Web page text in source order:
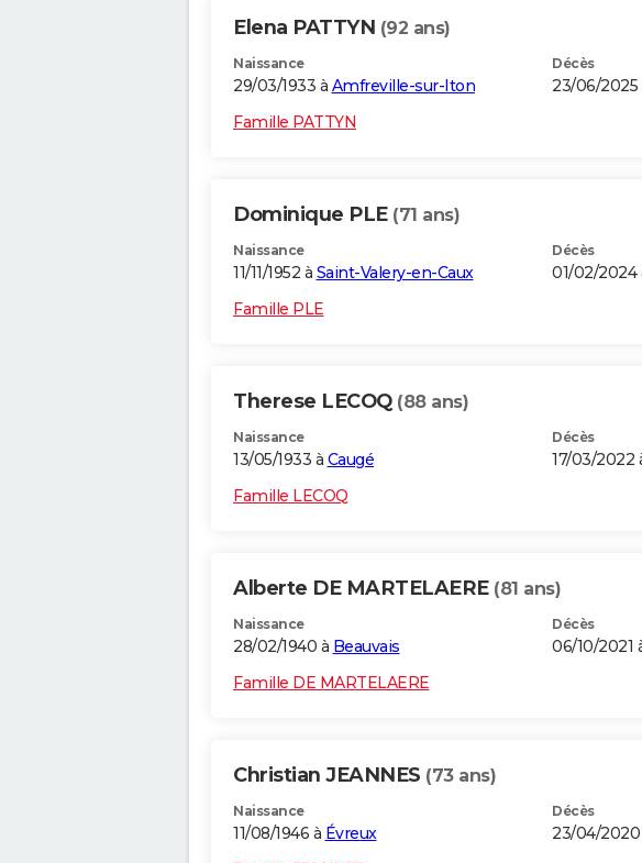
Elena PATTYN (92 ans)
Naissance
29/03/1933 à Amfreville-sur-Iton
Décès
23/06/2025
Famille PATTYN
Dominique PLE (71 ans)
Naissance
11/11/1952 à Saint-Valery-en-Caux
Décès
01/02/2024
Famille PLE
Therese LECOQ (88 ans)
Naissance
13/05/1933 à Caugé
Décès
17/03/2022
Famille LECOQ
Alberte DE MARTELAERE (81 ans)
Naissance
28/02/1940 à Beauvais
Décès
06/10/2021
Famille DE MARTELAERE
Christian JEANNES (73 ans)
Naissance
11/08/1946 à Évreux
Décès
23/04/2020